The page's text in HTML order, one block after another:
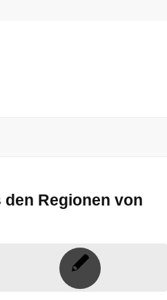
Regionen von